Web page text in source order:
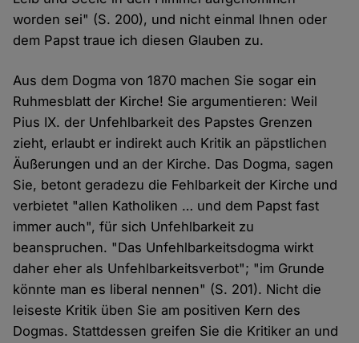
worden sei" (S. 200), und nicht einmal Ihnen oder
dem Papst traue ich diesen Glauben zu.
Aus dem Dogma von 1870 machen Sie sogar ein
Ruhmesblatt der Kirche! Sie argumentieren: Weil
Pius IX. der Unfehlbarkeit des Papstes Grenzen
zieht, erlaubt er indirekt auch Kritik an päpstlichen
Äußerungen und an der Kirche. Das Dogma, sagen
Sie, betont geradezu die Fehlbarkeit der Kirche und
verbietet "allen Katholiken … und dem Papst fast
immer auch", für sich Unfehlbarkeit zu
beanspruchen. "Das Unfehlbarkeitsdogma wirkt
daher eher als Unfehlbarkeitsverbot"; "im Grunde
könnte man es liberal nennen" (S. 201). Nicht die
leiseste Kritik üben Sie am positiven Kern des
Dogmas. Stattdessen greifen Sie die Kritiker an und